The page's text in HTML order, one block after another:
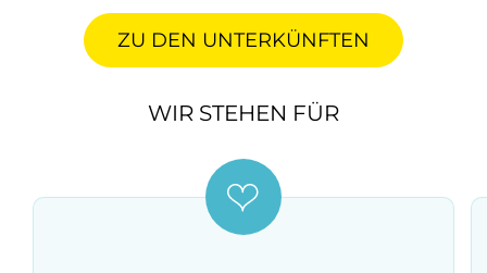
ZU DEN UNTERKÜNFTEN
WIR STEHEN FÜR